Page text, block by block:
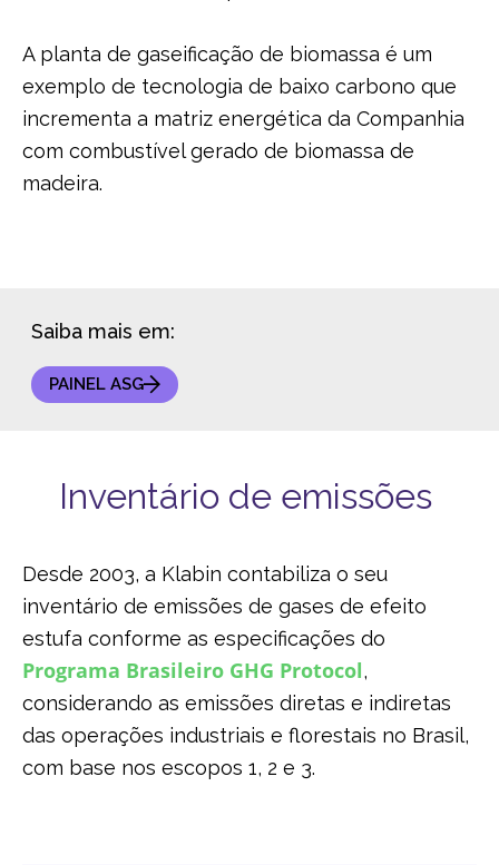
A planta de gaseificação de biomassa é um
exemplo de tecnologia de baixo carbono que
incrementa a matriz energética da Companhia
com combustível gerado de biomassa de
madeira.
Saiba mais em:
PAINEL ASG
Inventário de emissões
Desde 2003, a Klabin contabiliza o seu
inventário de emissões de gases de efeito
estufa conforme as especificações do
Programa Brasileiro GHG Protocol,
considerando as emissões diretas e indiretas
das operações industriais e florestais no Brasil,
com base nos escopos 1, 2 e 3.